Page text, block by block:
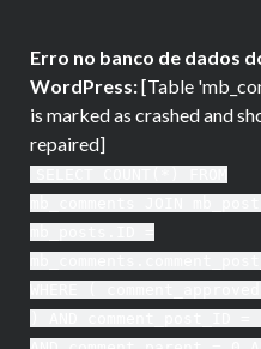
Erro no banco de dados
WordPress:[Table
is marked as crashed and
repaired]